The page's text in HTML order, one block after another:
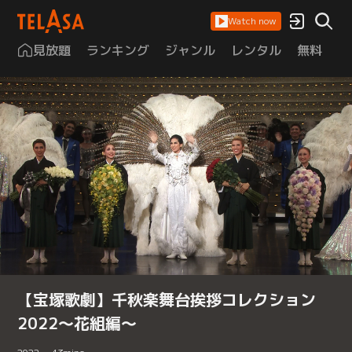
Watch now
見放題 ランキング ジャンル レンタル 無料
【宝塚歌劇】千秋楽舞台挨拶コレクション
2022～花組編～